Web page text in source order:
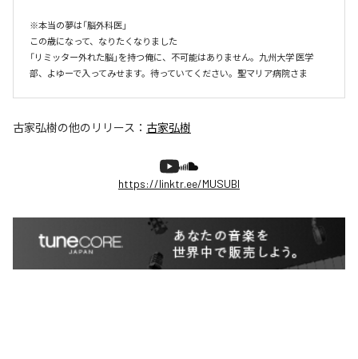
※本当の夢は「脳外科医」
この歳になって、なりたくなりました
「リミッター外れた脳」を持つ俺に、不可能はありません。九州大学 医学
部、よゆーで入ってみせます。待っていてください。聖マリア病院さま
古家弘樹の他のリリース： 古家弘樹
https://linktr.ee/MUSUBI